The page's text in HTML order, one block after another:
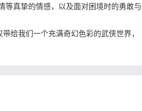
等真挚的情感，以及面对困境时的勇敢与
给我们一个充满奇幻色彩的武侠世界，